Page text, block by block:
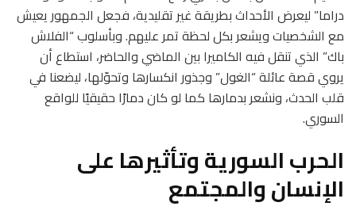
دراما” ليعرض الأحداث بطريقة غير تقليدية، فجعل الجمهور يعيش
مع الشخصيات ويشعر بكل لحظة تمر عليهم. وبأسلوب “الفلاش
باك” الذي تنقل فيه الكاميرا بين الماضي والحاضر، استطاع أن
يروي قصة عائلة “الغول” وجذور انكسارها وتحوّلها، ليضعنا في
قلب الحدث، ونشعر بدمارها كما لو كان دمارًا حقيقيًا للواقع
السوري.
الحرب السورية وتأثيرها على
الإنسان والمجتمع